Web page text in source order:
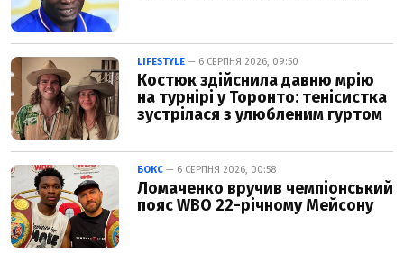
LIFESTYLE — 6 СЕРПНЯ 2026, 09:50
Костюк здійснила давню мрію
на турнірі у Торонто: тенісистка
зустрілася з улюбленим гуртом
БОКС — 6 СЕРПНЯ 2026, 00:58
Ломаченко вручив чемпіонський
пояс WBO 22-річному Мейсону